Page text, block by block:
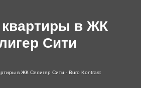
квартиры в ЖК
Сити
в ЖК Селигер Сити - Buro Kontrast